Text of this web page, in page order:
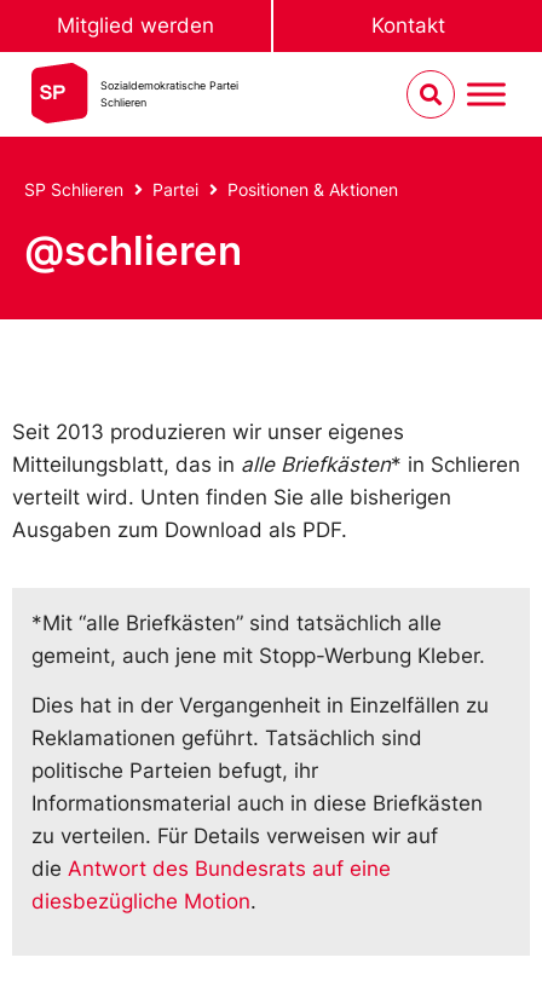
Mitglied werden Kontakt
Sozialdemokratische Partei
Schlieren
SP Schlieren Partei Positionen & Aktionen
@schlieren
Seit 2013 produzieren wir unser eigenes
Mitteilungsblatt, das in alle Briefkästen* in Schlieren
verteilt wird. Unten finden Sie alle bisherigen
Ausgaben zum Download als PDF.
*Mit “alle Briefkästen” sind tatsächlich alle
gemeint, auch jene mit Stopp-Werbung Kleber.
Dies hat in der Vergangenheit in Einzelfällen zu
Reklamationen geführt. Tatsächlich sind
politische Parteien befugt, ihr
Informationsmaterial auch in diese Briefkästen
zu verteilen. Für Details verweisen wir auf
die Antwort des Bundesrats auf eine
diesbezügliche Motion.